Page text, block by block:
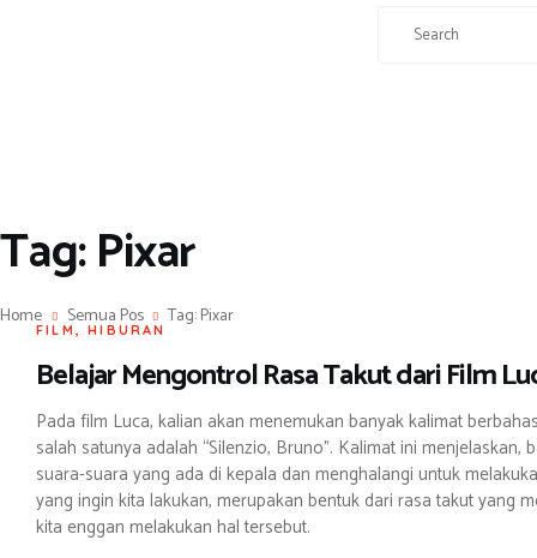
Tag: Pixar
Home Semua Pos Tag: Pixar
FILM ,HIBURAN
Belajar Mengontrol Rasa Takut dari Film
Pada film Luca, kalian akan menemukan banyak kalimat
salah satunya adalah “Silenzio, Bruno”. Kalimat ini menjelaskan,
suara-suara yang ada di kepala dan menghalangi untuk
yang ingin kita lakukan, merupakan bentuk dari rasa takut yang
kita enggan melakukan hal tersebut.